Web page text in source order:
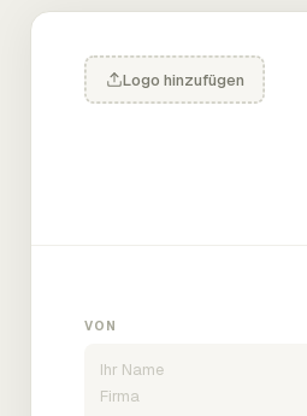
Logo hinzufügen
VON